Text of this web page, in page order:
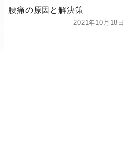
腰痛の原因と解決策
2021年10月18日